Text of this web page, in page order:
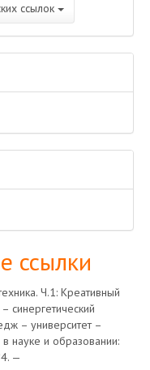
ссылок
ссылки
Ч.1: Креативный
синергетический
– университет –
науке и образовании:
—